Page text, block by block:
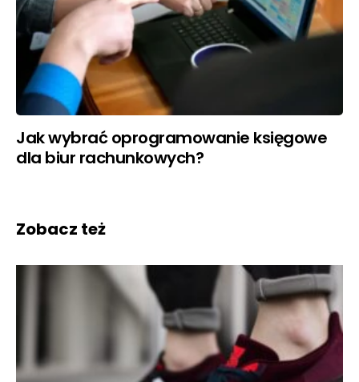
Jak wybrać oprogramowanie księgowe
dla biur rachunkowych?
Zobacz też